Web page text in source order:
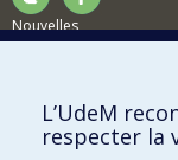
Nouvelles
Comment soutenir
BESOIN D'AIDE?
L’UdeM
respecter la